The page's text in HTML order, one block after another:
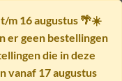
m 16 augustus🌴☀️
er geen bestellingen
die in deze
vanaf 17 augustus